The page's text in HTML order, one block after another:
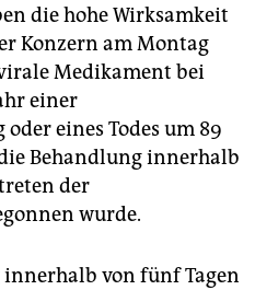
die hohe Wirksamkeit
Konzern am Montag
Medikament bei
einer
eines Todes um 89
Behandlung innerhalb
der
wurde.
von fünf Tagen